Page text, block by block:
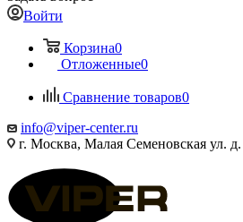
Войти
Корзина0
Отложенные0
Сравнение товаров0
info@viper-center.ru
г. Москва, Малая Семеновская ул. д.